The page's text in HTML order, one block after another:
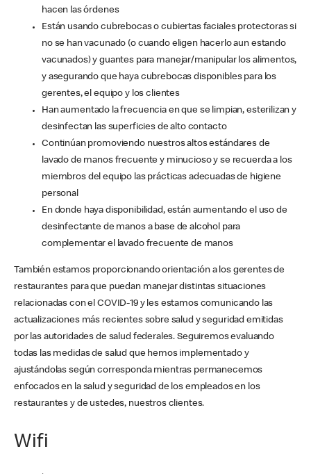
hacen las órdenes
Están usando cubrebocas o cubiertas faciales protectoras si
no se han vacunado (o cuando eligen hacerlo aun estando
vacunados) y guantes para manejar/manipular los alimentos,
y asegurando que haya cubrebocas disponibles para los
gerentes, el equipo y los clientes
Han aumentado la frecuencia en que se limpian, esterilizan y
desinfectan las superficies de alto contacto
Continúan promoviendo nuestros altos estándares de
lavado de manos frecuente y minucioso y se recuerda a los
miembros del equipo las prácticas adecuadas de higiene
personal
En donde haya disponibilidad, están aumentando el uso de
desinfectante de manos a base de alcohol para
complementar el lavado frecuente de manos
También estamos proporcionando orientación a los gerentes de
restaurantes para que puedan manejar distintas situaciones
relacionadas con el COVID-19 y les estamos comunicando las
actualizaciones más recientes sobre salud y seguridad emitidas
por las autoridades de salud federales. Seguiremos evaluando
todas las medidas de salud que hemos implementado y
ajustándolas según corresponda mientras permanecemos
enfocados en la salud y seguridad de los empleados en los
restaurantes y de ustedes, nuestros clientes.
Wifi